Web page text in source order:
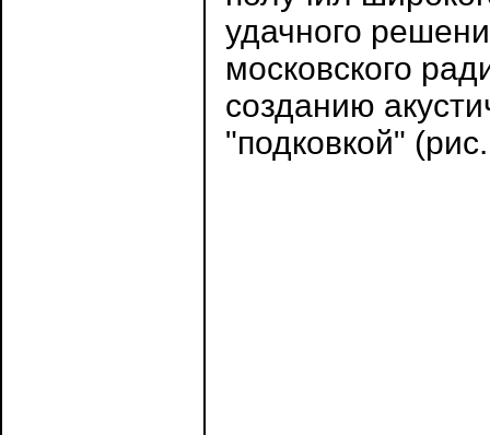
удачного
московского
созданию
"подковкой"